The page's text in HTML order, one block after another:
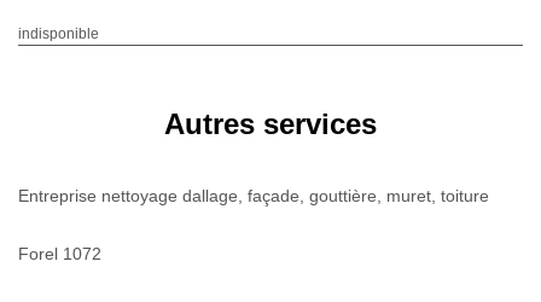
indisponible
Autres services
Entreprise nettoyage dallage, façade, gouttière, muret, toiture
Forel 1072